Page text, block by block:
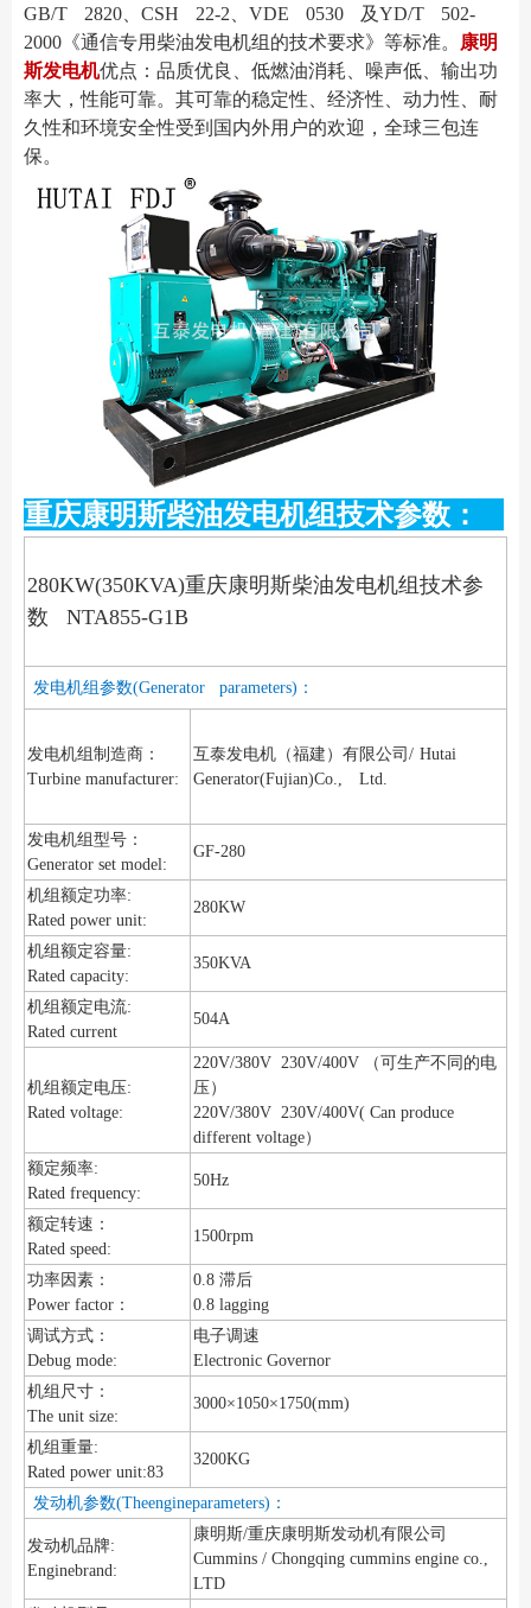
GB/T 2820、CSH 22-2、VDE 0530 及YD/T 502-
2000《通信专用柴油发电机组的技术要求》等标准。
康明
斯发电机优点：品质优良、低燃油消耗、噪声低、输出功
率大，性能可靠。其可靠的稳定性、经济性、 动力性、耐
久性和环境安全性受到国内外用户的欢迎，全球三包连
保。
重庆康明斯柴油发电机组技术参数：
280KW(350KVA)重庆康明斯柴油发电机组技术参
数 NTA855-G1B
发电机组参数(Generator parameters)：
发电机组制造商：
Turbine manufacturer:
互泰发电机（福建）有限公司/ Hutai
Generator(Fujian)Co., Ltd.
发电机组型号：
Generator set model:
GF-280
机组额定功率:
Rated power unit:
280KW
机组额定容量:
Rated capacity:
350KVA
机组额定电流:
Rated current
504A
机组额定电压:
Rated voltage:
220V/380V 230V/400V （可生产不同的电
压）
220V/380V 230V/400V( Can produce
different voltage）
额定频率:
Rated frequency:
50Hz
额定转速：
Rated speed:
1500rpm
功率因素：
Power factor：
0.8 滞后
0.8 lagging
调试方式：
Debug mode:
电子调速
Electronic Governor
机组尺寸：
The unit size:
3000×1050×1750(mm)
机组重量:
Rated power unit:83
3200KG
发动机参数(Theengineparameters)：
发动机品牌:
Enginebrand:
康明斯/重庆康明斯发动机有限公司
Cummins / Chongqing cummins engine co.,
LTD